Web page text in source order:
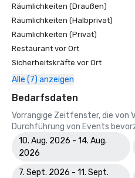
Räumlichkeiten (Draußen)
Räumlichkeiten (Halbprivat)
Räumlichkeiten (Privat)
Restaurant vor Ort
Sicherheitskräfte vor Ort
Alle (7) anzeigen
Bedarfsdaten
Vorrangige Zeitfenster, die von
Durchführung von Events
10. Aug. 2026 - 14. Aug.
2026
7. Sept. 2026 - 11. Sept.